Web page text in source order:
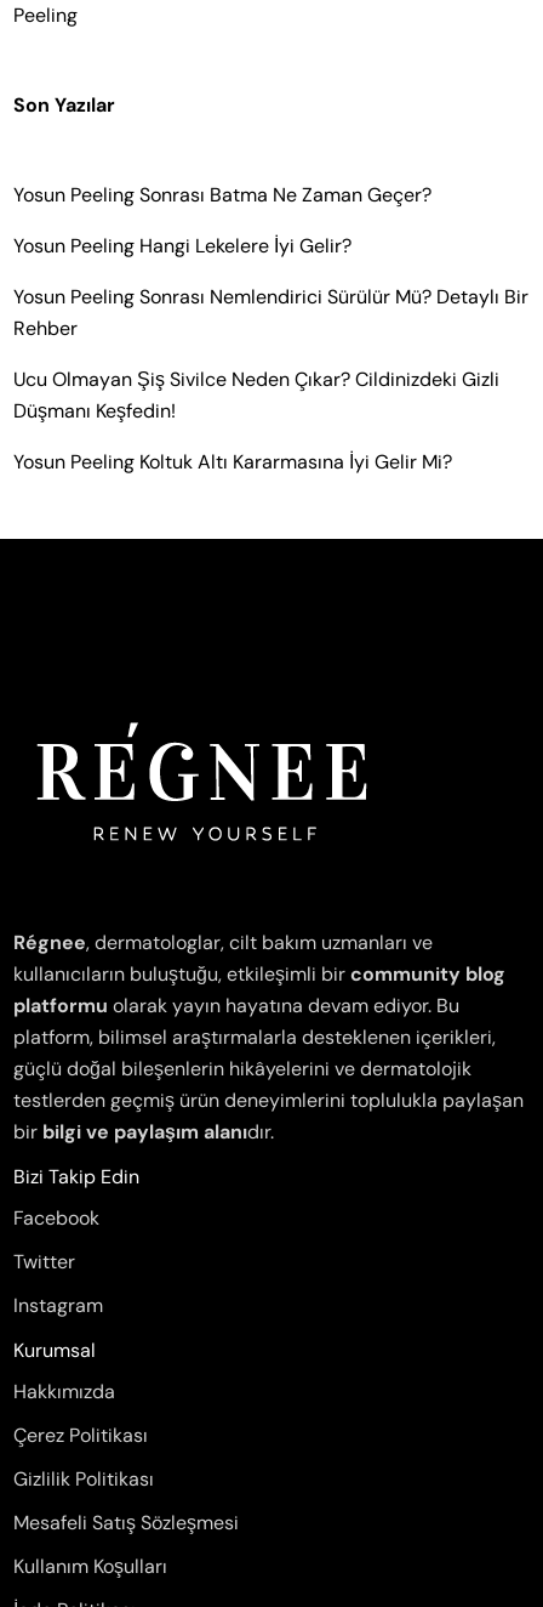
Peeling
Son Yazılar
Yosun Peeling Sonrası Batma Ne Zaman Geçer?
Yosun Peeling Hangi Lekelere İyi Gelir?
Yosun Peeling Sonrası Nemlendirici Sürülür Mü? Detaylı Bir
Rehber
Ucu Olmayan Şiş Sivilce Neden Çıkar? Cildinizdeki Gizli
Düşmanı Keşfedin!
Yosun Peeling Koltuk Altı Kararmasına İyi Gelir Mi?
Régnee, dermatologlar, cilt bakım uzmanları ve
kullanıcıların buluştuğu, etkileşimli bircommunity blog
platformu olarak yayın hayatına devam ediyor. Bu
platform, bilimsel araştırmalarla desteklenen içerikleri,
güçlü doğal bileşenlerin hikâyelerini ve dermatolojik
testlerden geçmiş ürün deneyimlerini toplulukla paylaşan
bir bilgi ve paylaşım alanıdır.
Bizi Takip Edin
Facebook
Twitter
Instagram
Kurumsal
Hakkımızda
Çerez Politikası
Gizlilik Politikası
Mesafeli Satış Sözleşmesi
Kullanım Koşulları